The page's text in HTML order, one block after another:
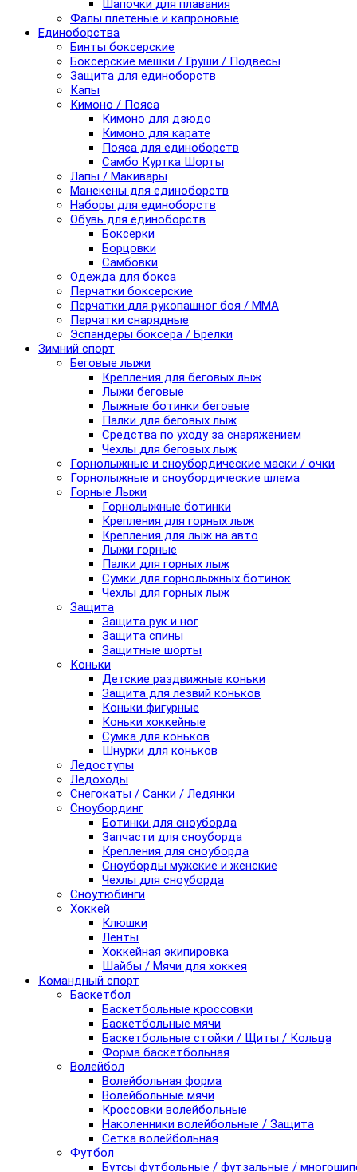
Шапочки для плавания
Фалы плетеные и капроновые
Единоборства
Бинты боксерские
Боксерские мешки / Груши / Подвесы
Защита для единоборств
Капы
Кимоно / Пояса
Кимоно для дзюдо
Кимоно для карате
Пояса для единоборств
Самбо Куртка Шорты
Лапы / Макивары
Манекены для единоборств
Наборы для единоборств
Обувь для единоборств
Боксерки
Борцовки
Самбовки
Одежда для бокса
Перчатки боксерские
Перчатки для рукопашног боя / ММА
Перчатки снарядные
Эспандеры боксера / Брелки
Зимний спорт
Беговые лыжи
Крепления для беговых лыж
Лыжи беговые
Лыжные ботинки беговые
Палки для беговых лыж
Средства по уходу за снаряжением
Чехлы для беговых лыж
Горнолыжные и сноубордические маски / очки
Горнолыжные и сноубордические шлема
Горные Лыжи
Горнолыжные ботинки
Крепления для горных лыж
Крепления для лыж на авто
Лыжи горные
Палки для горных лыж
Сумки для горнолыжных ботинок
Чехлы для горных лыж
Защита
Защита рук и ног
Защита спины
Защитные шорты
Коньки
Детские раздвижные коньки
Защита для лезвий коньков
Коньки фигурные
Коньки хоккейные
Сумка для коньков
Шнурки для коньков
Ледоступы
Ледоходы
Снегокаты / Санки / Ледянки
Сноубординг
Ботинки для сноуборда
Запчасти для сноуборда
Крепления для сноуборда
Сноуборды мужские и женские
Чехлы для сноуборда
Сноутюбинги
Хоккей
Клюшки
Ленты
Хоккейная экипировка
Шайбы / Мячи для хоккея
Командный спорт
Баскетбол
Баскетбольные кроссовки
Баскетбольные мячи
Баскетбольные стойки / Щиты / Кольца
Форма баскетбольная
Волейбол
Волейбольная форма
Волейбольные мячи
Кроссовки волейбольные
Наколенники волейбольные / Защита
Сетка волейбольная
Футбол
Бутсы футбольные / футзальные /